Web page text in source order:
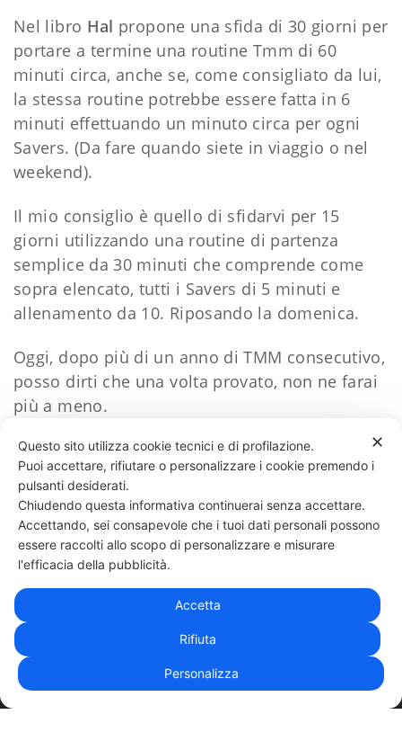
Nel libro Hal propone una sfida di 30 giorni per
portare a termine una routine Tmm di 60
minuti circa, anche se, come consigliato da lui,
la stessa routine potrebbe essere fatta in 6
minuti effettuando un minuto circa per ogni
Savers. (Da fare quando siete in viaggio o nel
weekend).
Il mio consiglio è quello di sfidarvi per 15
giorni utilizzando una routine di partenza
semplice da 30 minuti che comprende come
sopra elencato, tutti i Savers di 5 minuti e
allenamento da 10. Riposando la domenica.
Oggi, dopo più di un anno di TMM consecutivo,
posso dirti che una volta provato, non ne farai
più a meno.
117 LIKES
331 818 4777DANIELE ESPOSITO
| PRIVACY POLICY
✕
Questo sito utilizza cookie tecnici e di profilazione.
Puoi accettare, rifiutare o personalizzare i cookie premendo i
pulsanti desiderati.
Chiudendo questa informativa continuerai senza accettare.
Accettando, sei consapevole che i tuoi dati personali possono
essere raccolti allo scopo di personalizzare e misurare
l'efficacia della pubblicità.
Accetta
Rifiuta
Personalizza